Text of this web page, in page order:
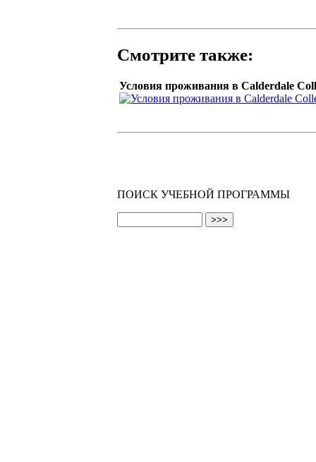
Смотрите также:
Условия проживания в Calderdale
ПОИСК УЧЕБНОЙ ПРОГРАММЫ